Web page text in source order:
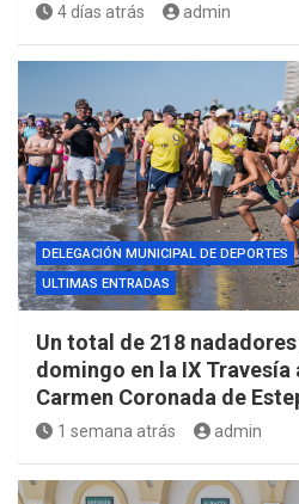
4 días atrás admin
DELEGACIÓN MUNICIPAL DE DEPORTES
ULTIMAS ENTRADAS
Un total de 218
domingo en la IX Travesía
Carmen Coronada de
1 semana atrás admin